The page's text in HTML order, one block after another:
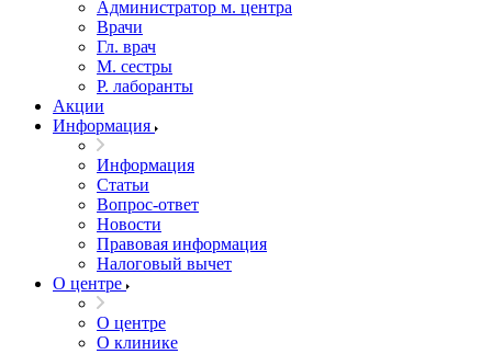
Администратор м. центра
Врачи
Гл. врач
М. сестры
Р. лаборанты
Акции
Информация
Информация
Статьи
Вопрос-ответ
Новости
Правовая информация
Налоговый вычет
О центре
О центре
О клинике